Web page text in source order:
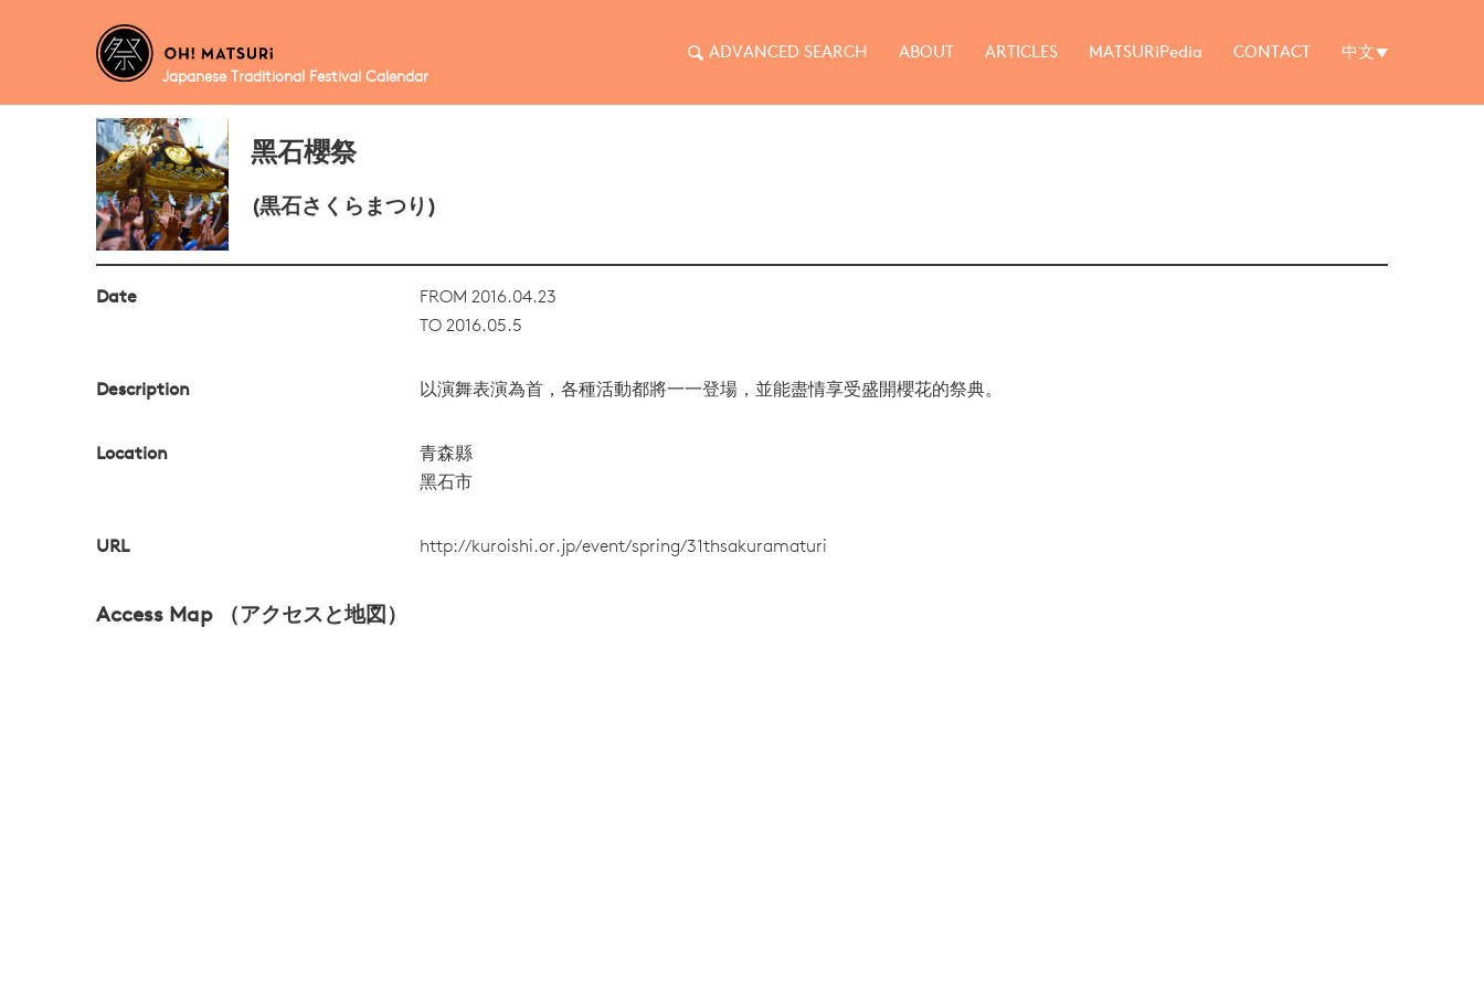
Japanese Traditional Festival Calendar
ADVANCED SEARCH ABOUT ARTICLES MATSURiPedia CONTACT 中文
黑石櫻祭
(黒石さくらまつり)
Date
FROM 2016.04.23
TO 2016.05.5
Description 以演舞表演為首，各種活動都將一一登場，並能盡情享受盛開櫻花的祭典。
Location
青森縣
黑石市
URL http://kuroishi.or.jp/event/spring/31thsakuramaturi
Access Map （アクセスと地図）